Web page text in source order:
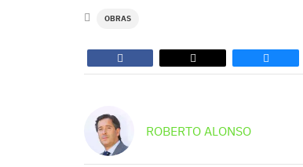
OBRAS
ROBERTO ALONSO